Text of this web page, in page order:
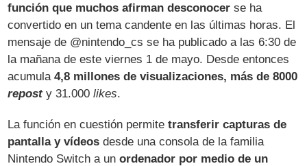
función que muchos afirman desconocer se ha
convertido en un tema candente en las últimas horas. El
mensaje de @nintendo_cs se ha publicado a las 6:30 de
la mañana de este viernes 1 de mayo. Desde entonces
acumula4,8 millones de visualizaciones, más de 8000
reposty 31.000likes.
La función en cuestión permitetransferir capturas de
pantalla y vídeos desde una consola de la familia
Nintendo Switch a unordenador por medio de un